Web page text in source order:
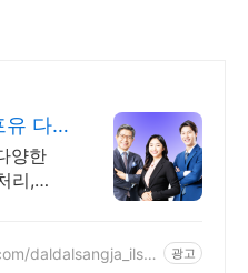
유 다
가능
양한
리,
합니다.
daldalsangja_ilsa
광고